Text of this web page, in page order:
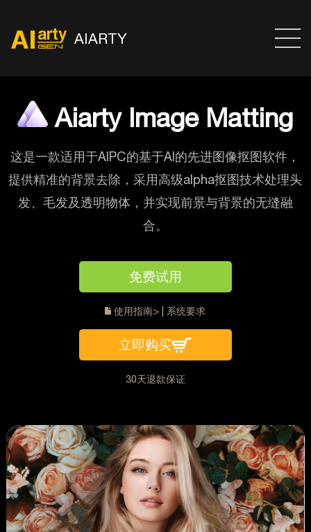
AIARTY
Aiarty Image Matting
这是一款适用于AIPC的基于AI的先进图像抠图软件，
提供精准的背景去除，采用高级alpha抠图技术处理头
发、毛发及透明物体，并实现前景与背景的无缝融
合。
免费试用
使用指南> 系统要求
立即购买
30天退款保证